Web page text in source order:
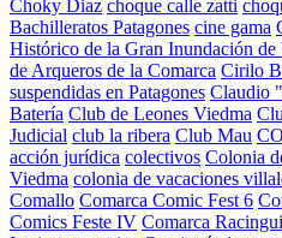
Choky Diaz choque calle zatti
Bachilleratos Patagones cine gama
Histórico de la Gran Inundación de
de Arqueros de la Comarca Cirilo
suspendidas en Patagones Claudio
Batería Club de Leones Viedma
Judicial club la ribera Club Mau
acción jurídica colectivos Colonia
Viedma colonia de vacaciones
Comallo Comarca Comic Fest 6
Comics Feste IV Comarca